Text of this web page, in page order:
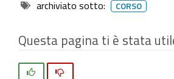
archiviato sotto: CORSO
Questa pagina ti è stata